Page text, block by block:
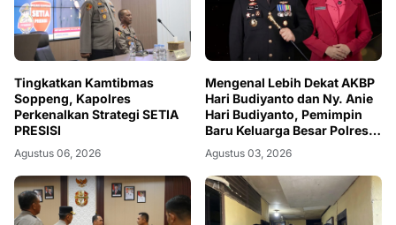
Tingkatkan Kamtibmas
Soppeng, Kapolres
Perkenalkan Strategi SETIA
PRESISI
Agustus 06, 2026
Mengenal Lebih Dekat AKBP
Hari Budiyanto dan Ny. Anie
Hari Budiyanto, Pemimpin
Baru Keluarga Besar Polres
Soppeng
Agustus 03, 2026